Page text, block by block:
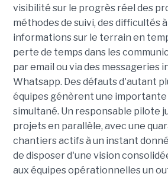
visibilité sur le progrès réel des
méthodes de suivi, des difficultés
informations sur le terrain en
perte de temps dans les
par email ou via des messageries
Whatsapp. Des défauts d'autant
équipes génèrent une
simultané. Un responsable pilote
projets en parallèle, avec une
chantiers actifs à un instant
de disposer d'une vision
aux équipes opérationnelles un